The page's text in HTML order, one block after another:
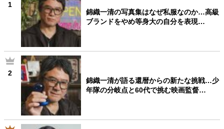
1
錦織一清の写真集はなぜ私服なのか…高級
ブランドをやめ等身大の自分を表現…
2
錦織一清が語る還暦からの新たな挑戦…少
年隊の分岐点と60代で挑む映画監督…